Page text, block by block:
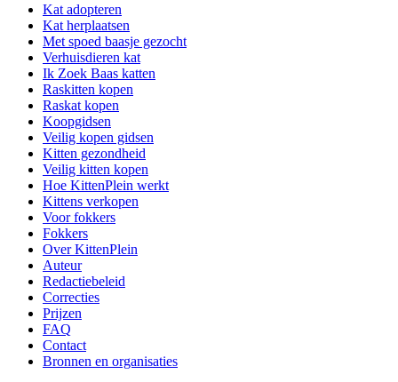
Kat adopteren
Kat herplaatsen
Met spoed baasje gezocht
Verhuisdieren kat
Ik Zoek Baas katten
Raskitten kopen
Raskat kopen
Koopgidsen
Veilig kopen gidsen
Kitten gezondheid
Veilig kitten kopen
Hoe KittenPlein werkt
Kittens verkopen
Voor fokkers
Fokkers
Over KittenPlein
Auteur
Redactiebeleid
Correcties
Prijzen
FAQ
Contact
Bronnen en organisaties